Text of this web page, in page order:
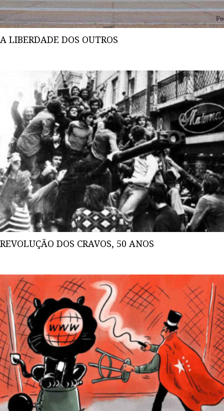
A LIBERDADE DOS OUTROS
REVOLUÇÃO DOS CRAVOS, 50 ANOS